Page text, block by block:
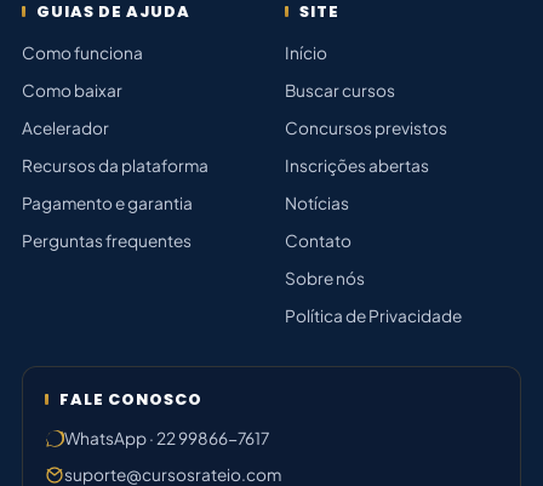
GUIAS DE AJUDA
Como funciona
Como baixar
Acelerador
Recursos da plataforma
Pagamento e garantia
Perguntas frequentes
SITE
Início
Buscar cursos
Concursos previstos
Inscrições abertas
Notícias
Contato
Sobre nós
Política de Privacidade
FALE CONOSCO
WhatsApp · 22 99866-7617
suporte@cursosrateio.com